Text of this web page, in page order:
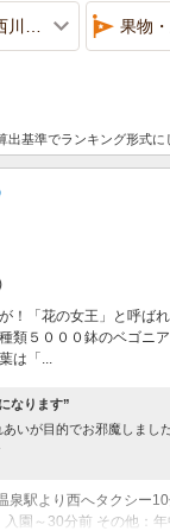
鹿沼市・真岡市・日光な
度のバランスが絶妙な高級品種「スカイベリー」など種類も豊富で、クリス
ロン、10月中はタカミメロン狩り体験
俣 果物
出基準でランキング形式に
！「花の女王」と呼ば
類５０００鉢のベゴニ
は「...
なります”
いが目的でお邪魔しまし
園～30分前 その他：年